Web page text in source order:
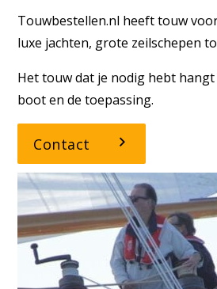
Touwbestellen.nl heeft touw
luxe jachten, grote zeilschepen
Het touw dat je nodig hebt
boot en de toepassing.
Contact